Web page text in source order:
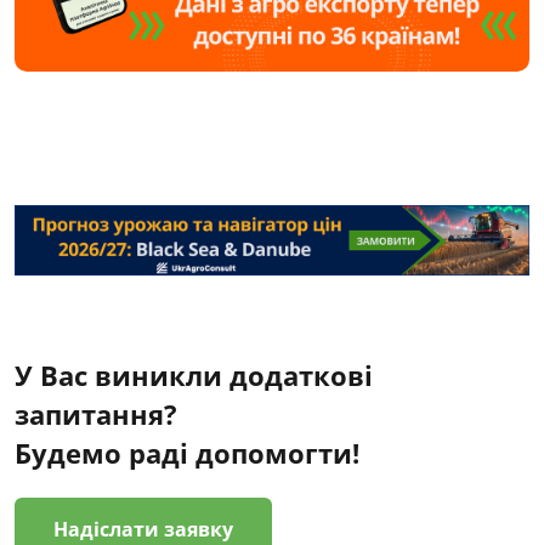
У Вас виникли додаткові
запитання?
Будемо раді допомогти!
Надіслати заявку